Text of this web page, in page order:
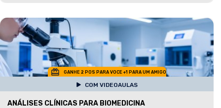
GANHE 2 POS PARA VOCE +1 PARA UM AMIGO
COM VIDEOAULAS
ANÁLISES CLÍNICAS PARA BIOMEDICINA